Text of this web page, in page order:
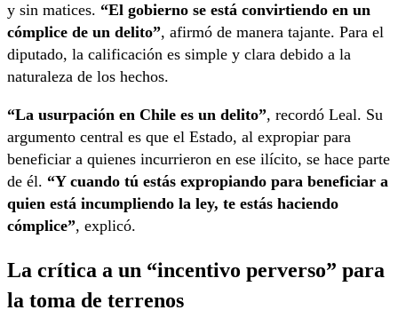
y sin matices. “El gobierno se está convirtiendo en un
cómplice de un delito”, afirmó de manera tajante. Para el
diputado, la calificación es simple y clara debido a la
naturaleza de los hechos.
“La usurpación en Chile es un delito”, recordó Leal. Su
argumento central es que el Estado, al expropiar para
beneficiar a quienes incurrieron en ese ilícito, se hace parte
de él. “Y cuando tú estás expropiando para beneficiar a
quien está incumpliendo la ley, te estás haciendo
cómplice”, explicó.
La crítica a un “incentivo perverso” para
la toma de terrenos